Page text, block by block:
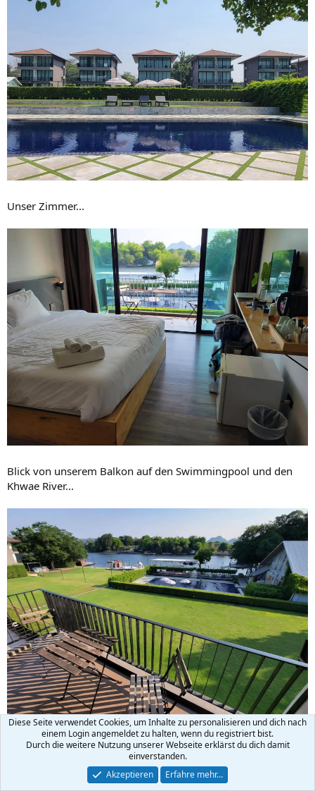
Unser Zimmer...
Blick von unserem Balkon auf den Swimmingpool und den
Khwae River...
Diese Seite verwendet Cookies, um Inhalte zu personalisieren und dich nach
einem Login angemeldet zu halten, wenn du registriert bist.
Durch die weitere Nutzung unserer Webseite erklärst du dich damit
einverstanden.
Akzeptieren
Erfahre mehr…